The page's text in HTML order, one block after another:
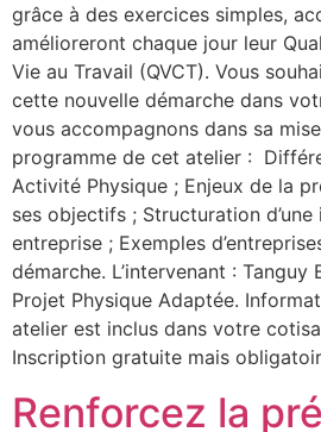
grâce à des exercices simples,
amélioreront chaque jour leur
Vie au Travail (QVCT). Vous
cette nouvelle démarche dans
vous accompagnons dans sa
programme de cet atelier :
Activité Physique ; Enjeux de la
ses objectifs ; Structuration
entreprise ; Exemples
démarche. L’intervenant : Tanguy
Projet Physique Adaptée.
atelier est inclus dans votre
Inscription gratuite mais
Renforcez la